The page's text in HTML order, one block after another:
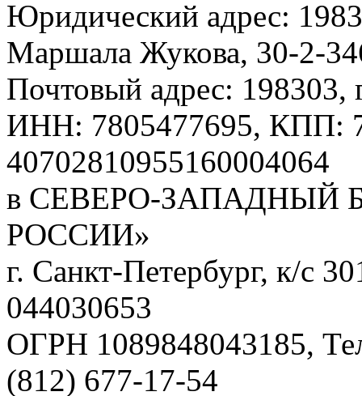
Юридический адрес:
Маршала Жукова, 30-2-
Почтовый адрес: 198303,
ИНН: 7805477695, КПП:
40702810955160004064
в СЕВЕРО-ЗАПАДНЫЙ
РОССИИ»
г. Санкт-Петербург, к/с
044030653
ОГРН 1089848043185,
(812) 677-17-54